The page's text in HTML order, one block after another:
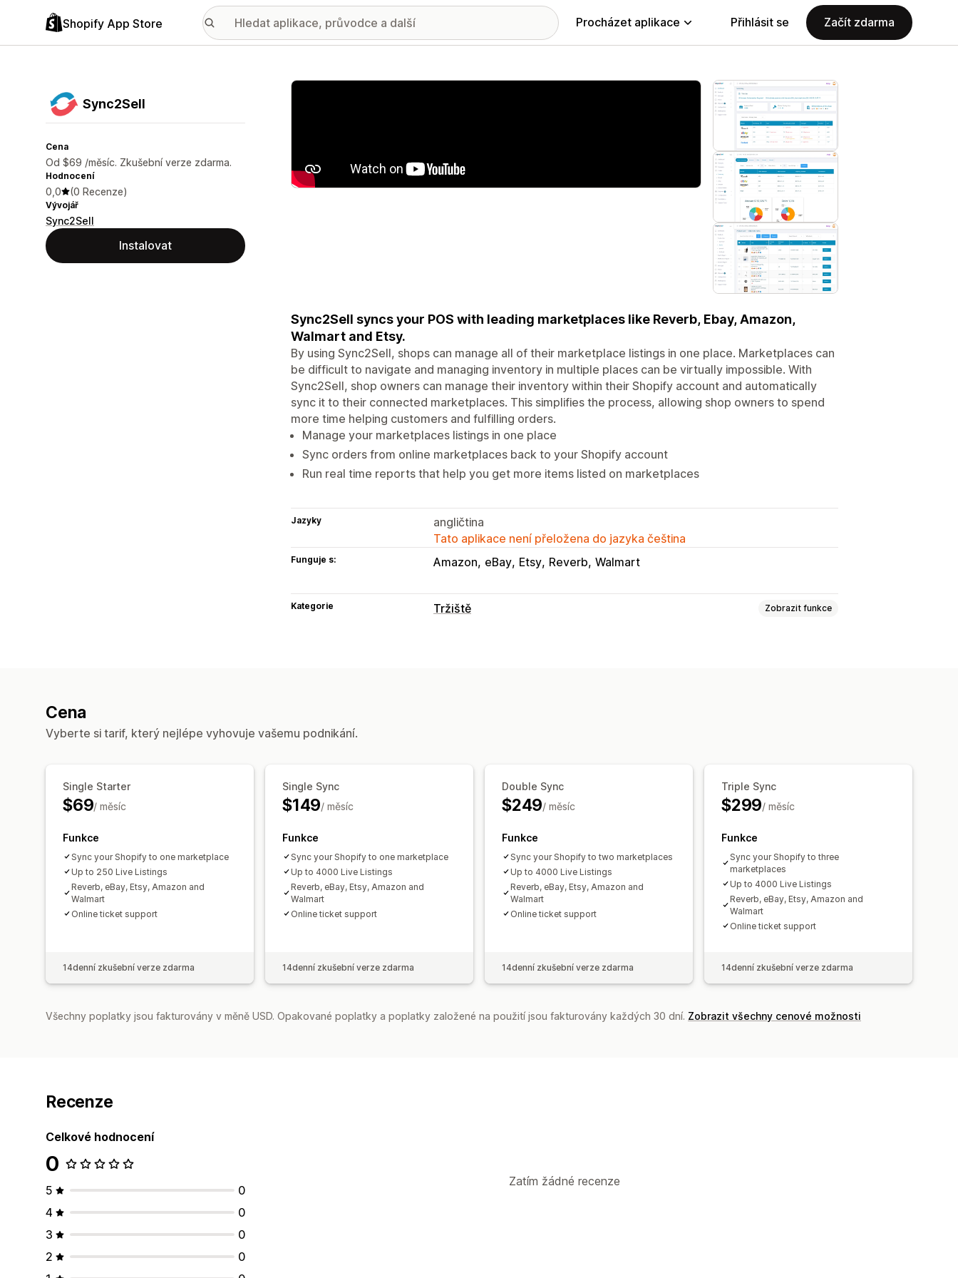
Shopify App Store Procházet aplikace Přihlásit se Začít zdarma
Sync2Sell
Cena
Od $69 /měsíc. Zkušební verze zdarma.
Hodnocení
0,0 (0 Recenze)
Vývojář
Sync2Sell
Instalovat
Galerie propagovaných obrázků
Sync2Sell syncs your POS with leading marketplaces like Reverb, Ebay, Amazon,
Walmart and Etsy.
By using Sync2Sell, shops can manage all of their marketplace listings in one place. Marketplaces can
be difficult to navigate and managing inventory in multiple places can be virtually impossible. With
Sync2Sell, shop owners can manage their inventory within their Shopify account and automatically
sync it to their connected marketplaces. This simplifies the process, allowing shop owners to spend
more time helping customers and fulfilling orders.
Manage your marketplaces listings in one place
Sync orders from online marketplaces back to your Shopify account
Run real time reports that help you get more items listed on marketplaces
Jazyky
angličtina
Tato aplikace není přeložena do jazyka čeština
Funguje s: Amazon eBay Etsy Reverb Walmart
Kategorie Tržiště Zobrazit funkce
Cena
Vyberte si tarif, který nejlépe vyhovuje vašemu podnikání.
Single Starter
$69/ měsíc
Funkce
Sync your Shopify to one marketplace
Up to 250 Live Listings
Reverb, eBay, Etsy, Amazon and
Walmart
Online ticket support
14denní zkušební verze zdarma
Single Sync
$149/ měsíc
Funkce
Sync your Shopify to one marketplace
Up to 4000 Live Listings
Reverb, eBay, Etsy, Amazon and
Walmart
Online ticket support
14denní zkušební verze zdarma
Double Sync
$249/ měsíc
Funkce
Sync your Shopify to two marketplaces
Up to 4000 Live Listings
Reverb, eBay, Etsy, Amazon and
Walmart
Online ticket support
14denní zkušební verze zdarma
Triple Sync
$299/ měsíc
Funkce
Sync your Shopify to three
marketplaces
Up to 4000 Live Listings
Reverb, eBay, Etsy, Amazon and
Walmart
Online ticket support
14denní zkušební verze zdarma
Všechny poplatky jsou fakturovány v měně USD. Opakované poplatky a poplatky založené na použití jsou fakturovány každých 30 dní. Zobrazit všechny cenové možnosti
Recenze
Celkové hodnocení
0
5
0
4
0
3
0
2
0
Zatím žádné recenze